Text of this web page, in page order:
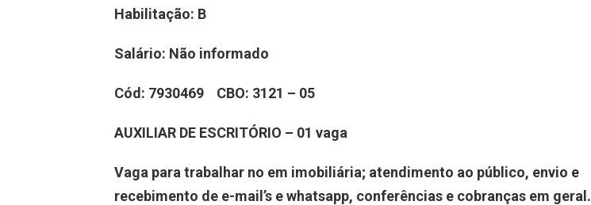
Habilitação: B
Salário: Não informado
Cód: 7930469 CBO: 3121 – 05
AUXILIAR DE ESCRITÓRIO – 01 vaga
Vaga para trabalhar no em imobiliária; atendimento ao público, envio e
recebimento de e-mail’s e whatsapp, conferências e cobranças em geral.